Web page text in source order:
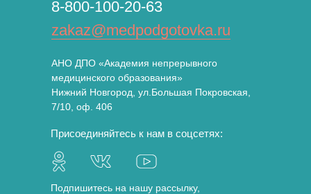
8-800-100-20-63
zakaz@medpodgotovka.ru
АНО ДПО «Академия непрерывного
медицинского образования»
Нижний Новгород, ул.Большая Покровская,
7/10, оф. 406
Подпишитесь на нашу рассылку,
Присоединяйтесь к нам в соцсетях: